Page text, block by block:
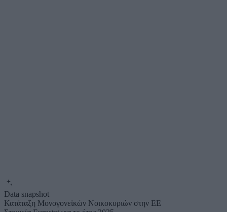
Data snapshot
Κατάταξη Μονογονεϊκών Νοικοκυριών στην ΕΕ